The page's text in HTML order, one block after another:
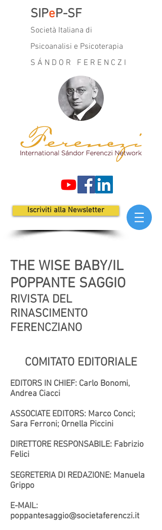
SIPeP-SF
Società Italiana di
Psicoanalisi e Psicoterapia
SÁNDOR FERENCZI
Iscriviti alla Newsletter
THE WISE BABY/IL
POPPANTE SAGGIO
RIVISTA DEL
RINASCIMENTO
FERENCZIANO
COMITATO EDITORIALE
EDITORS IN CHIEF: Carlo Bonomi,
Andrea Ciacci
ASSOCIATE EDITORS: Marco Conci;
Sara Ferroni; Ornella Piccini
DIRETTORE RESPONSABILE: Fabrizio
Felici
SEGRETERIA DI REDAZIONE: Manuela
Grippo
E-MAIL:
poppantesaggio@societaferenczi.it